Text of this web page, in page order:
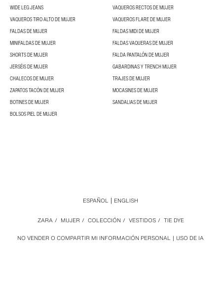
WIDE LEG JEANS
VAQUEROS RECTOS DE MUJER
VAQUEROS TIRO ALTO DE MUJER
VAQUEROS FLARE DE MUJER
FALDAS DE MUJER
FALDAS MIDI DE MUJER
MINIFALDAS DE MUJER
FALDAS VAQUERAS DE MUJER
SHORTS DE MUJER
FALDA PANTALÓN DE MUJER
JERSÉIS DE MUJER
GABARDINAS Y TRENCH MUJER
CHALECOS DE MUJER
TRAJES DE MUJER
ZAPATOS TACÓN DE MUJER
MOCASINES DE MUJER
BOTINES DE MUJER
SANDALIAS DE MUJER
BOLSOS PIEL DE MUJER
NO VENDER O COMPARTIR MI INFORMACIÓN PERSONAL USO DE IA
ZARA / MUJER / COLECCIÓN / VESTIDOS / TIE DYE
ESPAÑOL ENGLISH